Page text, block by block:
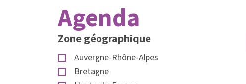
Agenda
Zone géographique
Auvergne-Rhône-Alpes
Bretagne